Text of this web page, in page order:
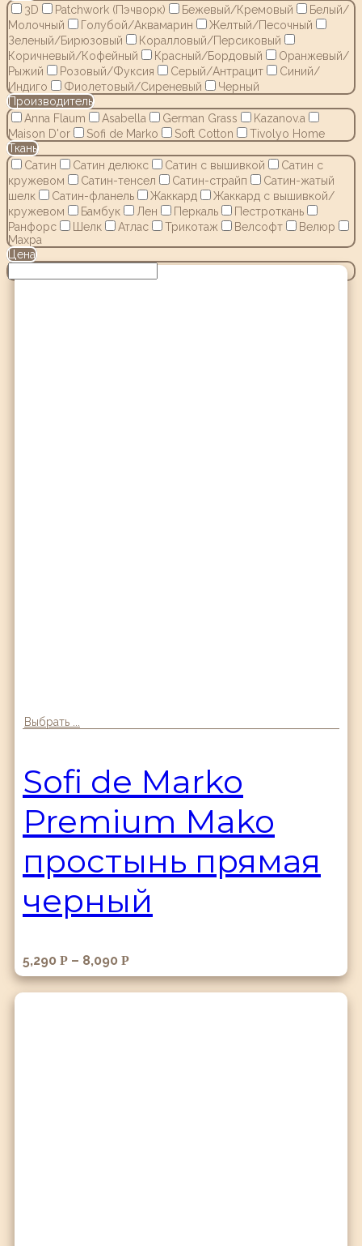
3D
Patchwork (Пэчворк) Бежевый/Кремовый
Белый/
Молочный
Голубой/Аквамарин
Желтый/Песочный
Зеленый/Бирюзовый
Коралловый/Персиковый
Коричневый/Кофейный
Красный/Бордовый
Оранжевый/
Рыжий
Розовый/Фуксия Серый/Антрацит
Синий/
Индиго
Фиолетовый/Сиреневый
Черный
Производитель
Anna Flaum
Asabella German Grass
Kazanov.a
Maison D'or
Sofi de Marko Soft Cotton
Tivolyo Home
Ткань
Сатин
Сатин делюкс Сатин с вышивкой
Сатин с
кружевом
Сатин-тенсел Сатин-страйп
Сатин-жатый
шелк
Сатин-фланель Жаккард
Жаккард с вышивкой/
кружевом
Бамбук Лен Перкаль
Пестроткань
Ранфорс
Шелк Атлас Трикотаж Велсофт
Велюр
Махра
Цена
Выбрать ...
Sofi de Marko
Premium Mako
простынь прямая
черный
5,290 Р – 8,090 Р